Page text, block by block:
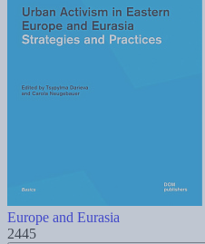
Europe and Eurasia
2445